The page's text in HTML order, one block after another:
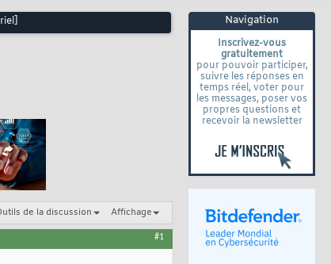
Navigation
Inscrivez-vous
gratuitement
pour pouvoir participer,
suivre les réponses en
temps réel, voter pour
les messages, poser vos
propres questions et
recevoir la newsletter
de la discussion Affichage
#1